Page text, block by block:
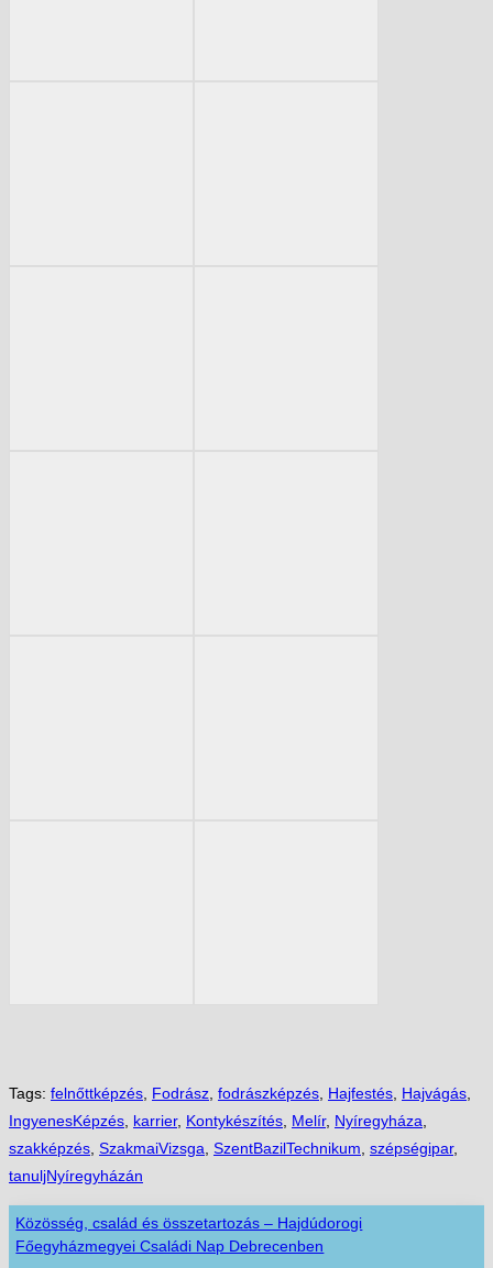
Tags: felnőttképzés Fodrász fodrászképzés Hajfestés Hajvágás
IngyenesKépzés karrier, Kontykészítés Melír, Nyíregyháza
szakképzés SzakmaiVizsga SzentBazilTechnikum szépségipar,
tanuljNyíregyházán
Közösség, család és összetartozás – Hajdúdorogi
Főegyházmegyei Családi Nap Debrecenben